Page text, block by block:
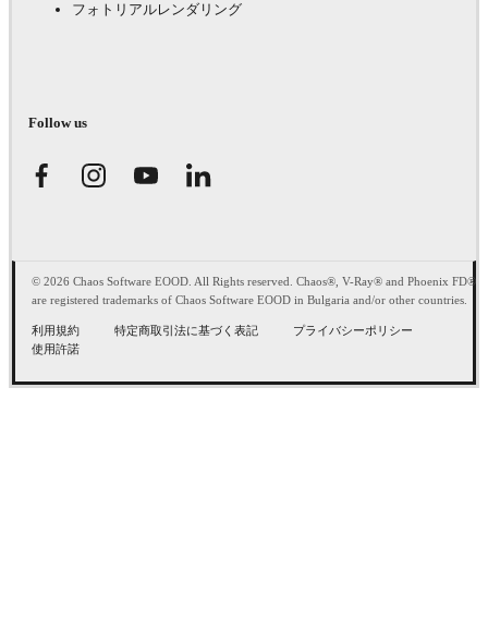
フォトリアルレンダリング
Follow us
© 2026 Chaos Software EOOD. All Rights reserved. Chaos®, V-Ray® and Phoenix FD®
are registered trademarks of Chaos Software EOOD in Bulgaria and/or other countries.
利用規約 特定商取引法に基づく表記
プライバシーポリシー
使用許諾